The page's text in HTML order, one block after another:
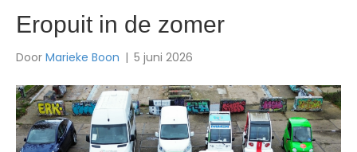
Eropuit in de zomer
Door Marieke Boon | 5 juni 2026